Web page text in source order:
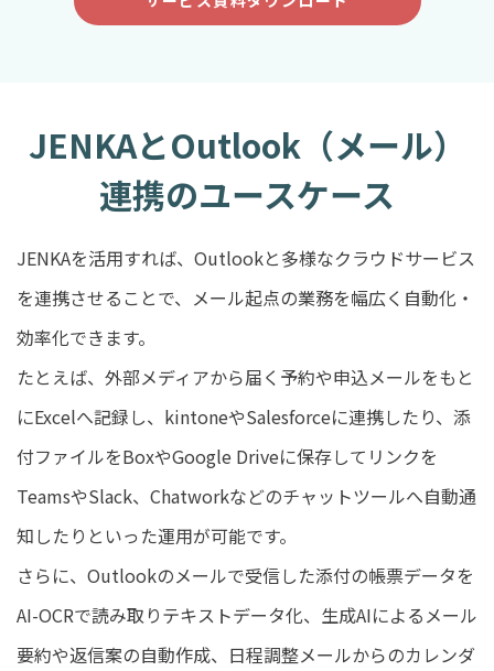
JENKAとOutlook（メール）
連携のユースケース
JENKAを活用すれば、Outlookと多様なクラウドサービス
を連携させることで、メール起点の業務を幅広く自動化・
効率化できます。
たとえば、外部メディアから届く予約や申込メールをもと
にExcelへ記録し、kintoneやSalesforceに連携したり、添
付ファイルをBoxやGoogle Driveに保存してリンクを
TeamsやSlack、Chatworkなどのチャットツールへ自動通
知したりといった運用が可能です。
さらに、Outlookのメールで受信した添付の帳票データを
AI-OCRで読み取りテキストデータ化、生成AIによるメール
要約や返信案の自動作成、日程調整メールからのカレンダ